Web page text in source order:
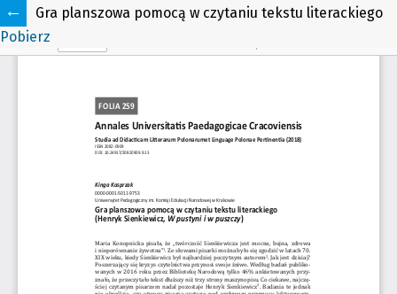
Gra planszowa pomocą w czytaniu tekstu literackiego
Pobierz